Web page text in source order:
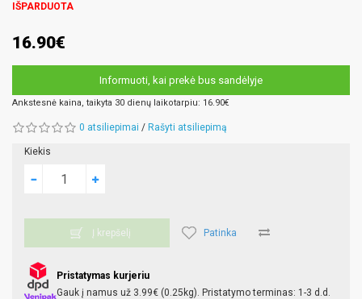
IŠPARDUOTA
16.90€
Informuoti, kai prekė bus sandėlyje
Ankstesnė kaina, taikyta 30 dienų laikotarpiu: 16.90€
0 atsiliepimai / Rašyti atsiliepimą
Kiekis
Į krepšelį Patinka
Pristatymas kurjeriu
Gauk į namus už 3.99€ (0.25kg). Pristatymo terminas: 1-3 d.d.